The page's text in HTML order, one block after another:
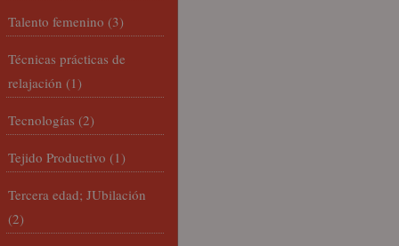
Talento femenino (3)
Técnicas prácticas de
relajación (1)
Tecnologías (2)
Tejido Productivo (1)
Tercera edad; JUbilación
(2)